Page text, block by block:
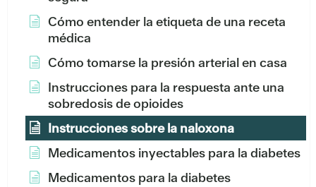
Cómo entender la etiqueta de una receta
médica
Cómo tomarse la presión arterial en casa
Instrucciones para la respuesta ante una
sobredosis de opioides
Instrucciones sobre la naloxona
Medicamentos inyectables para la diabetes
Medicamentos para la diabetes